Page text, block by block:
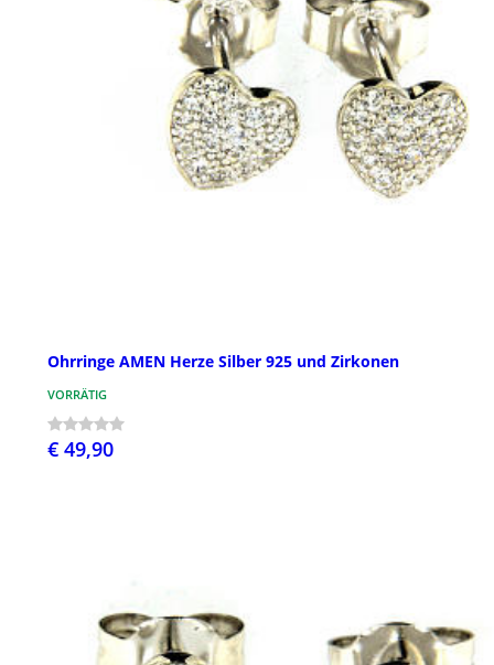
Ohrringe AMEN Herze Silber 925 und Zirkonen
VORRÄTIG
€ 49,90